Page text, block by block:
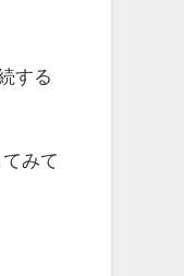
する
みて